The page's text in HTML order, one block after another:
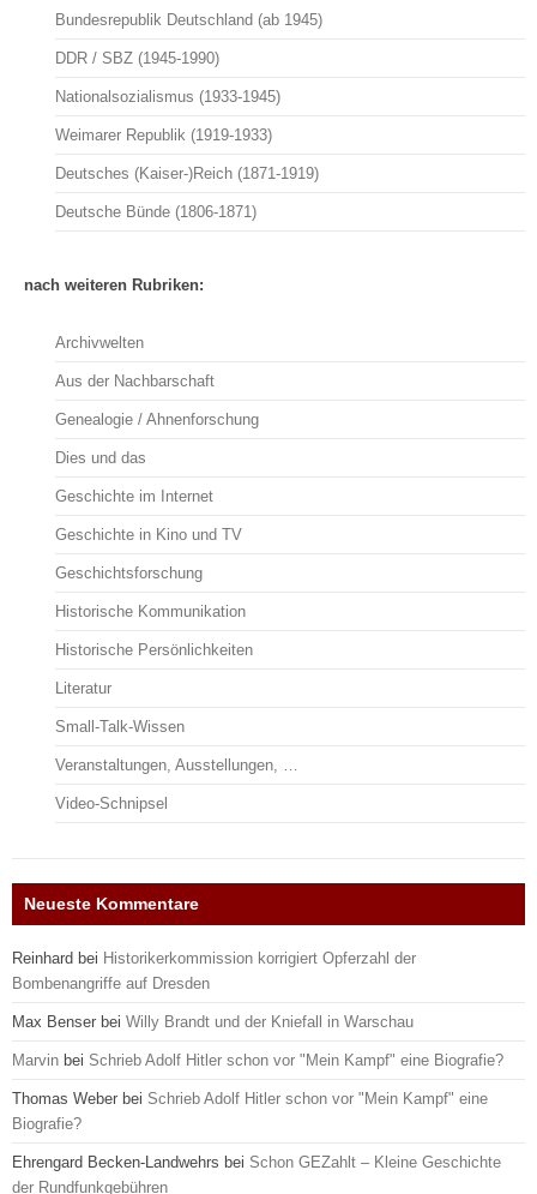
Bundesrepublik Deutschland (ab 1945)
DDR / SBZ (1945-1990)
Nationalsozialismus (1933-1945)
Weimarer Republik (1919-1933)
Deutsches (Kaiser-)Reich (1871-1919)
Deutsche Bünde (1806-1871)
nach weiteren Rubriken:
Archivwelten
Aus der Nachbarschaft
Genealogie / Ahnenforschung
Dies und das
Geschichte im Internet
Geschichte in Kino und TV
Geschichtsforschung
Historische Kommunikation
Historische Persönlichkeiten
Literatur
Small-Talk-Wissen
Veranstaltungen, Ausstellungen, …
Video-Schnipsel
Neueste Kommentare
Reinhard bei Historikerkommission korrigiert Opferzahl der
Bombenangriffe auf Dresden
Max Benser bei Willy Brandt und der Kniefall in Warschau
Marvin bei Schrieb Adolf Hitler schon vor "Mein Kampf" eine Biografie?
Thomas Weber bei Schrieb Adolf Hitler schon vor "Mein Kampf" eine
Biografie?
Ehrengard Becken-Landwehrs bei Schon GEZahlt – Kleine Geschichte
der Rundfunkgebühren